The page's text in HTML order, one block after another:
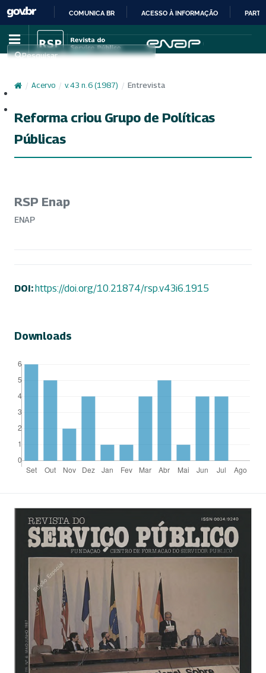
IR
PARA
CONTEÚDO
COMUNICA BR ACESSO À INFORMAÇÃO
Pesquisar
/ Acervo / v. 43 n. 6 (1987) / Entrevista
Reforma criou Grupo de Políticas
Públicas
RSP Enap
ENAP
DOI:https://doi.org/10.21874/rsp.v43i6.1915
Downloads